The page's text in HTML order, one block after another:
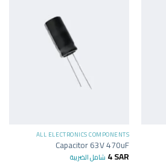
ALL ELECTRONICS COMPONENTS
Capacitor 63V 470uF
4SAR شامل الضريبة